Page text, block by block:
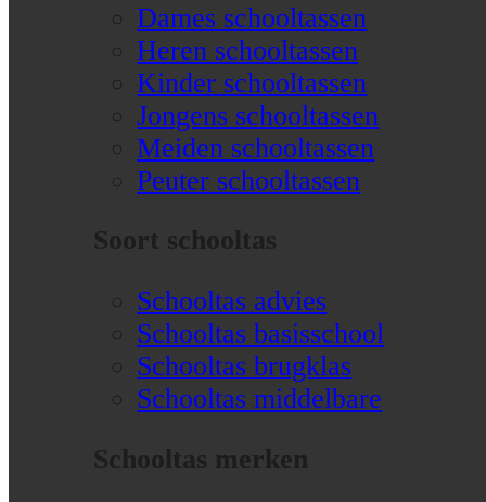
Dames schooltassen
Heren schooltassen
Kinder schooltassen
Jongens schooltassen
Meiden schooltassen
Peuter schooltassen
Soort schooltas
Schooltas advies
Schooltas basisschool
Schooltas brugklas
Schooltas middelbare
Schooltas merken